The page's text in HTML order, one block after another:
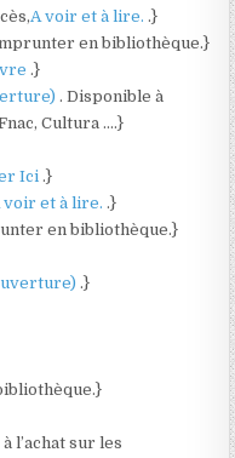
A voir et à lire..}
en bibliothèque.}
.}
. Disponible à
Cultura ….}
Ici.}
voir et à lire..}
en bibliothèque.}
.}
l’achat sur les